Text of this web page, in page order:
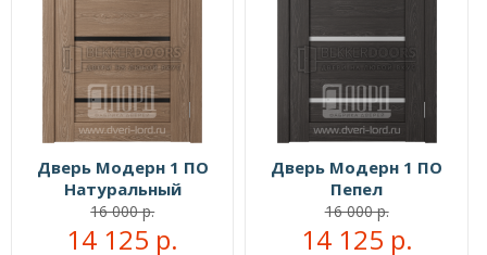
Дверь Модерн 1 ПО
Натуральный
16 000 р.
14 125 р.
Дверь Модерн 1 ПО
Пепел
16 000 р.
14 125 р.